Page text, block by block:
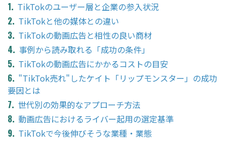
TikTokのユーザー層と企業の参入状況
TikTokと他の媒体との違い
TikTokの動画広告と相性の良い商材
事例から読み取れる「成功の条件」
TikTokの動画広告にかかるコストの目安
"TikTok売れ"したケイト「リップモンスター」の成功
要因とは
世代別の効果的なアプローチ方法
動画広告におけるライバー起用の選定基準
TikTokで今後伸びそうな業種・業態